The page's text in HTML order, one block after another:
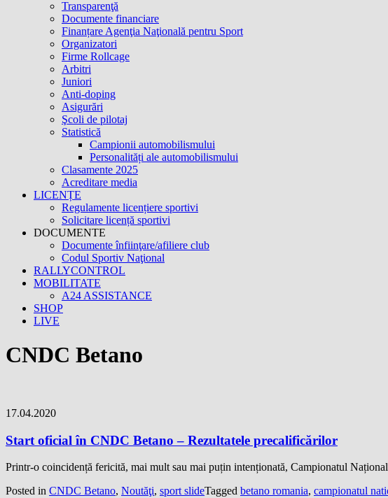
Transparenţă
Documente financiare
Finanțare Agenţia Naţională pentru Sport
Organizatori
Firme Rollcage
Arbitri
Juniori
Anti-doping
Asigurări
Şcoli de pilotaj
Statistică
Campionii automobilismului
Personalități ale automobilismului
Clasamente 2025
Acreditare media
LICENȚE
Regulamente licențiere sportivi
Solicitare licență sportivi
DOCUMENTE
Documente înfiinţare/afiliere club
Codul Sportiv Naţional
RALLYCONTROL
MOBILITATE
A24 ASSISTANCE
SHOP
LIVE
CNDC Betano
17.04.2020
Start oficial în CNDC Betano – Rezultatele precalificărilor
Printr-o coincidență fericită, mai mult sau mai puțin intenționată, Campionatul
Posted in CNDC Betano, Noutăţi, sport slideTagged betano romania, campionatul